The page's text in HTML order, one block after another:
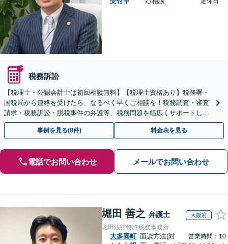
税務訴訟
【税理士・公認会計士は初回相談無料】【税理士資格あり】税務署・
国税局から連絡を受けたら、なるべく早くご相談を！税務調査・審査
請求・税務訴訟・脱税事件の弁護等、税務問題を幅広くサポートしま
す【電話受付：平日10時～21時】【税務調査に注力】
事例を見る(8件) 料金表を見る
電話でお問い合わせ メールでお問い合わせ
堀田 善之 弁護士 大阪府
堀田法律特許税務事務所
大多喜町 面談方法(対
営業時間：10: